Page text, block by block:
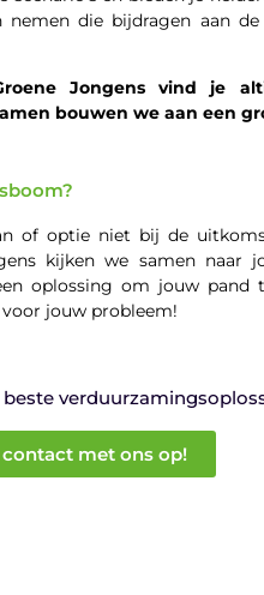
die bijdragen aan
Jongens vind je
bouwen we aan een
of optie niet bij de
kijken we samen naar
oplossing om jouw pand
jouw probleem!
contact met ons op!